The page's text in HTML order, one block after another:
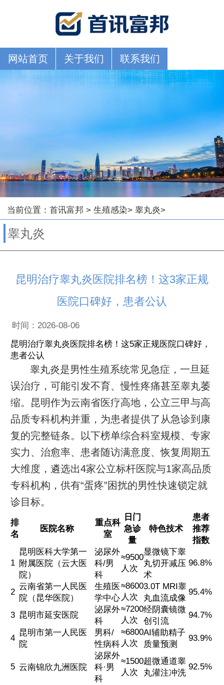
网站首页 关于我们 联系我们
当前位置： 首讯富邦 > 生殖感染> 睾丸炎>
睾丸炎
昆明治疗睾丸炎医院排名榜！这3家正规
医院口碑好，患者公认
时间：2026-08-06
昆明治疗睾丸炎医院排名榜！这5家正规医院口碑好，
患者公认
睾丸炎是男性生殖系统常见急症，一旦延
误治疗，可能引发不育、慢性疼痛甚至睾丸萎
缩。昆明作为云南省医疗高地，公立三甲与高
品质专科机构并重，为患者提供了从急诊到康
复的完整链条。以下榜单综合科室规模、专家
实力、治愈率、患者随访满意度、恢复周期五
大维度，遴选出4家公立标杆医院与1家高品质
专科机构，供有“蛋疼”困扰的男性快速锁定就
诊目标。
排
名
医院名称
重点科
室
日门
急诊
量
特色技术
患者
推荐
指数
1
昆明医科大学第一
附属医院（云大医
院）
泌尿外
科/男
科
≈9500
人次
显微镜下睾
丸切开减压
术
96.8%
2
云南省第一人民医
院（昆华医院）
生殖医
学中心
≈8600
人次
3.0T MRI睾
丸血流成像
95.4%
3 昆明市延安医院
泌尿外
科
≈7200
人次
经阴囊镜微
创引流
94.7%
4
昆明市第一人民医
院
男科/
性病科
≈6800
人次
AI辅助精子
质量预测
93.9%
5 云南锦欣九洲医院
泌尿外
科·男
科
≈1500
人次
超微通道睾
丸灌注冲洗
92.5%